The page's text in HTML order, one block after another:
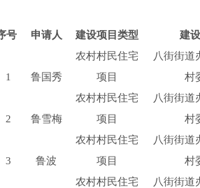
号 申请人 建设项目类型 建
1 鲁国秀
农村村民住宅
项目
八街街道
村
2 鲁雪梅
农村村民住宅
项目
八街街道
村
3 鲁波
农村村民住宅
项目
八街街道
村
农村村民住宅
八街街道